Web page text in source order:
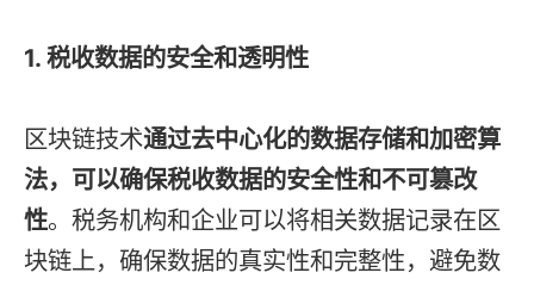
1. 税收数据的安全和透明性
区块链技术通过去中心化的数据存储和加密算
法，可以确保税收数据的安全性和不可篡改
性。税务机构和企业可以将相关数据记录在区
块链上，确保数据的真实性和完整性，避免数